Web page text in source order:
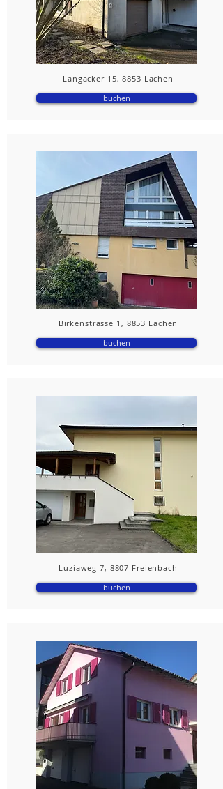
Langacker 15, 8853 Lachen
buchen
Birkenstrasse 1, 8853 Lachen
buchen
Luziaweg 7, 8807 Freienbach
buchen